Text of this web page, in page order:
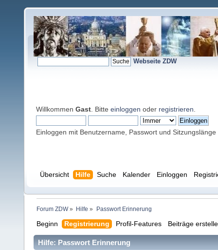
Webseite ZDW
Willkommen Gast . Bitte einloggen oder registrieren
Einloggen mit Benutzername, Passwort und Sitzungslänge
Übersicht Hilfe Suche Kalender Einloggen
Forum ZDW» Hilfe » Passwort Erinnerung
Beginn Registrierung Profil-Features Beiträge
Hilfe: Passwort Erinnerung